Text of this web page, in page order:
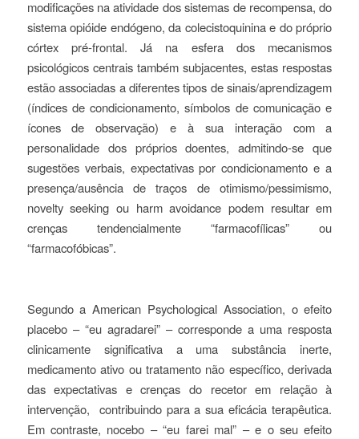
modificações na atividade dos sistemas de recompensa, do
sistema opióide endógeno, da colecistoquinina e do próprio
córtex pré-frontal. Já na esfera dos mecanismos
psicológicos centrais também subjacentes, estas respostas
estão associadas a diferentes tipos de sinais/aprendizagem
(índices de condicionamento, símbolos de comunicação e
ícones de observação) e à sua interação com a
personalidade dos próprios doentes, admitindo-se que
sugestões verbais, expectativas por condicionamento e a
presença/ausência de traços de otimismo/pessimismo,
novelty seeking ou harm avoidance podem resultar em
crenças tendencialmente “farmacofílicas” ou
“farmacofóbicas”.
Segundo a American Psychological Association, o efeito
placebo – “eu agradarei” – corresponde a uma resposta
clinicamente significativa a uma substância inerte,
medicamento ativo ou tratamento não específico, derivada
das expectativas e crenças do recetor em relação à
intervenção, contribuindo para a sua eficácia terapêutica.
Em contraste, nocebo – “eu farei mal” – e o seu efeito